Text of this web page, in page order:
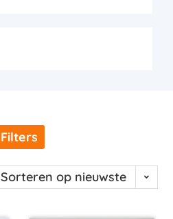
Filters
Sorteren op nieuwste